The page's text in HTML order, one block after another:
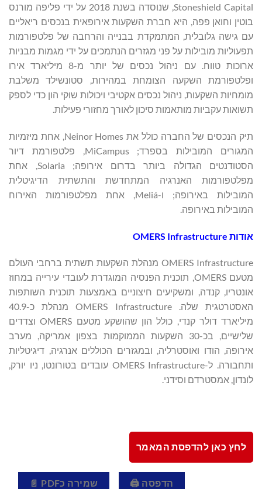
Stoneshield Capital, שנוסדה בשנת 2018 על ידי פליפה מורנס
בוטין וחואן פפה, היא חברת השקעות אירופאית בנכסים ריאליים
עם גישה גלובלית, המתמקדת בבנייה והרחבה של פלטפורמות
תפעוליות מובילות על פני מגזרים הנתמכים על ידי מגמות מבניות
ארוכות טווח. עם ניהול נכסים של יותר מ-8 מיליארד אירו
ופלטפורמת השקעה הצומחת במהירות, סטונשילד משלבת
מומחיות השקעות, ניהול נכסים אקטיבי ויכולות שוקי הון כדי לספק
תשואות עקביות מותאמות סיכון לאורך מחזורי פעילות.
תיק הנכסים של החברה כולל את Neinor Homes, אחת מיזמיות
המגורים המובילות בספרד; MiCampus, פלטפורמת דיור
הסטודנטים הגדולה ביותר בדרום אירופה; Solaria, אחת
מפלטפורמות האנרגיה המתחדשת והתשתית הדיגיטלית
המובילות באירופה; ו-Meliá, אחת מפלטפורמות האירוח
המובילות באירופה.
אודות OMERS Infrastructure
OMERS Infrastructure מנהלת השקעות תשתית ברחבי העולם
מטעם OMERS, תוכנית הפנסיה המוגדרת לעובדי עירייה במחוז
אונטריו, קנדה, ומשקיעים חיצוניים באמצעות תוכנית השותפות
האסטרטגית שלה. OMERS Infrastructure מנהלת כ-40.9
מיליארד דולר קנדי, כולל הון שהושקע מטעם OMERS וצדדים
שלישיים, בכ-30 השקעות הממוקמות בצפון אמריקה, מערב
אירופה, הודו ואוסטרליה, ובמגזרים הכוללים אנרגיה, דיגיטליות
ותחבורה. ל-OMERS Infrastructure עובדים בטורונטו, ניו יורק,
לונדון, אמסטרדם וסידני.
לחץ כאן להדפסת המאמר
הדפסה 🖨 שמירה כPDF 📄